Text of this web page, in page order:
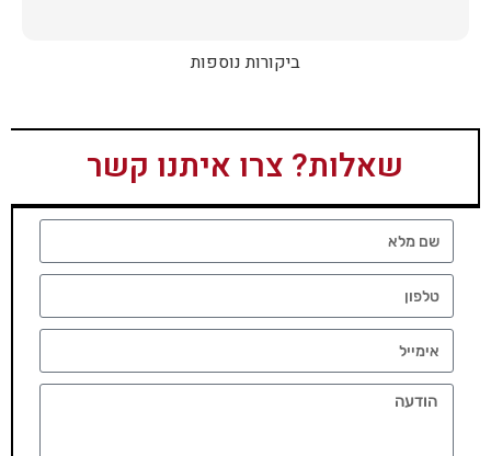
ביקורות נוספות
שאלות? צרו איתנו קשר